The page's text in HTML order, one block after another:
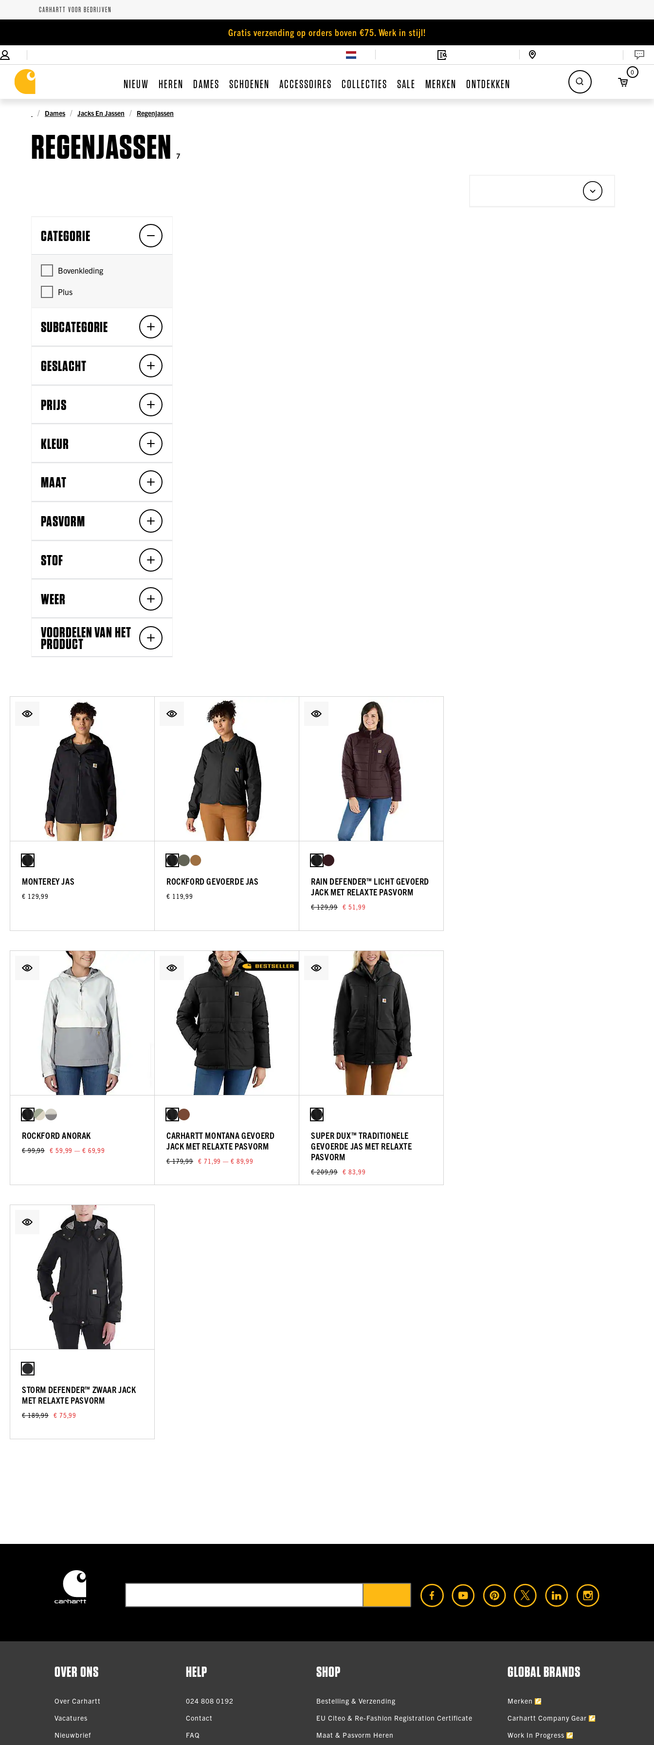
CARHARTT VOOR BEDRIJVEN
Gratis verzending op orders boven €75. Werk in stijl!
NIEUW HEREN DAMES SCHOENEN ACCESSOIRES COLLECTIES SALE MERKEN ONTDEKKEN
0
Dames Jacks En Jassen Regenjassen
REGENJASSEN 7
CATEGORIE
Bovenkleding
Plus
SUBCATEGORIE
GESLACHT
PRIJS
KLEUR
MAAT
PASVORM
STOF
WEER
VOORDELEN VAN HET
PRODUCT
MONTEREY JAS
€ 129,99
ROCKFORD GEVOERDE JAS
€ 119,99
RAIN DEFENDER™ LICHT GEVOERD
JACK MET RELAXTE PASVORM
€ 129,99 € 51,99
ROCKFORD ANORAK
€ 99,99 € 59,99 — € 69,99
CARHARTT MONTANA GEVOERD
JACK MET RELAXTE PASVORM
€ 179,99 € 71,99 — € 89,99
SUPER DUX™ TRADITIONELE
GEVOERDE JAS MET RELAXTE
PASVORM
€ 209,99 € 83,99
STORM DEFENDER™ ZWAAR JACK
MET RELAXTE PASVORM
€ 189,99 € 75,99
OVER ONS
Over Carhartt
Vacatures
Nieuwbrief
HELP
024 808 0192
Contact
FAQ
SHOP
Bestelling & Verzending
EU Citeo & Re-Fashion Registration Certificate
Maat & Pasvorm Heren
GLOBAL BRANDS
Merken
Carhartt Company Gear
Work In Progress